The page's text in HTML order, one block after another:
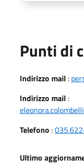
Punti di
Indirizzo mail :
Indirizzo mail :
Telefono :
Ultimo